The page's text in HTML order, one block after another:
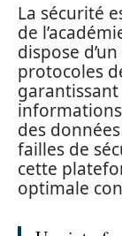
La sécurité
de
dispose
protocoles
des
failles de
cette
optimale